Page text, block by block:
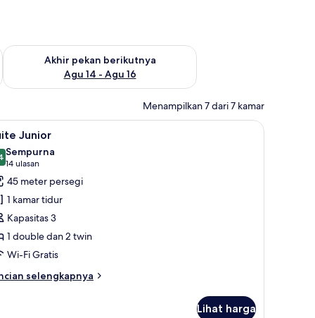
Agu 7 - Agu 9
Akhir pekan berikutnya
Agu 14 - Agu 16
Periksa ketersediaan untuk akhir pekan berikutnya Agu 14 -
Menampilkan 7 dari 7 kamar
kerja ramah laptop Suite Junior | Minibar, brankas, meja kerja,
5 Junior
dari 10
Sempurna
14 ulasan
(14
ulasan)
45 meter persegi
1 kamar tidur
Kapasitas 3
1 double dan 2 twin
Wi-Fi Gratis
selengkapnya
Lihat harga